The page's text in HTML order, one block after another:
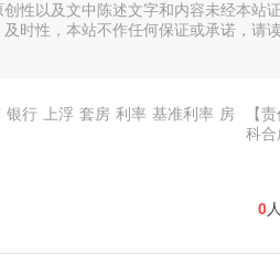
性以及文中陈述文字和内容未经本站
时性，本站不作任何保证或承诺，请
银行 上浮 套房 利率 基准利率 房
【
科合
0